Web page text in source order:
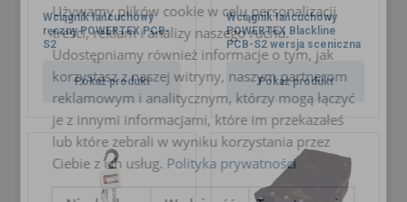
Wciągnik łańcuchowy
ręczny POWERTEX PCB-
S2
Pokaż produkt
Wciągnik łańcuchowy
POWERTEX Blackline
PCB-S2 wersja sceniczna
Pokaż produkt
Używamy plików cookie w celu personalizacji
treści, reklam i analizy naszego ruchu.
Udostępniamy również informacje o tym, jak
korzystasz z naszej witryny, naszym partnerom
reklamowym i analitycznym, którzy mogą łączyć
je z innymi informacjami, które im przekazałeś
lub które zebrali w wyniku korzystania przez
Ciebie z ich usług. Polityka prywatności